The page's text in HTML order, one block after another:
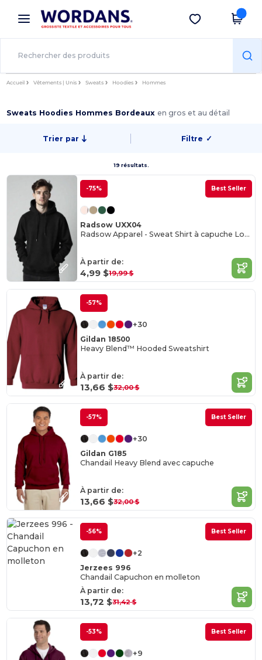
× Appli Wordans
Meilleurs prix sur l’app !
Obtenir l'appli
Accueil Vêtements | Unis Sweats Hoodies Hommes
Sweats Hoodies Hommes Bordeauxen gros et au détail
Trier par Filtre ✓
19 résultats.
-75% Best Seller
Radsow UXX04
Radsow Apparel - Sweat Shirt à capuche London pour hommes
À partir de:
4,99 $19,99 $
-57%
+30
Gildan 18500
Heavy Blend™ Hooded Sweatshirt
À partir de:
13,66 $32,00 $
-57% Best Seller
+30
Gildan G185
Chandail Heavy Blend avec capuche
À partir de:
13,66 $32,00 $
-56% Best Seller
+2
Jerzees 996
Chandail Capuchon en molleton
À partir de:
13,72 $31,42 $
-53% Best Seller
+9